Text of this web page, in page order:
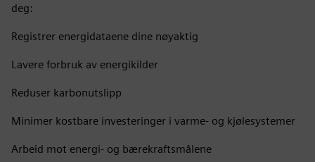
deg:
Registrer energidataene dine nøyaktig
Lavere forbruk av energikilder
Reduser karbonutslipp
Minimer kostbare investeringer i varme- og kjølesystemer
Arbeid mot energi- og bærekraftsmålene